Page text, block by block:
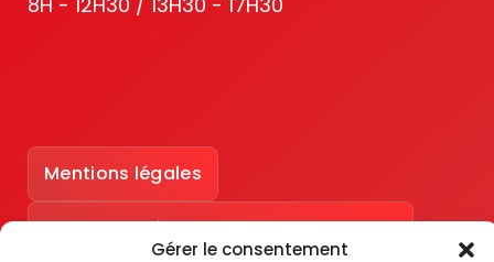
Gérer le consentement
Mentions légales
Accessibilité : partiellement conforme